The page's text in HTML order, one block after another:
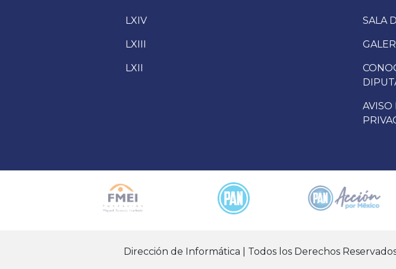
LXIV
LXIII
LXII
SALA
AVISO
Dirección de Informática | Todos los Derechos